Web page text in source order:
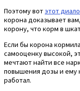
Поэтому вотэтот
корона доказывает
корону, что корм в
Если бы корона
самооценку высокой,
мечтают найти все
повышения дозы и ему
работал.